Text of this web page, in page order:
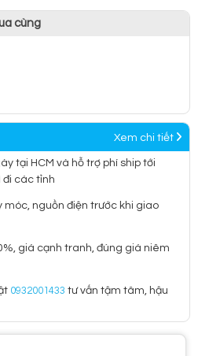
cùng
Xem chi tiết
tại HCM và hỗ trợ phí ship tới
đi các tỉnh
móc, nguồn điện trước khi giao
giá cạnh tranh, đúng giá niêm
0932001433 tư vấn tậm tâm, hậu